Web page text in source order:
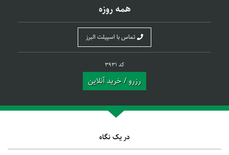
همه روزه
تماس با اسپیلت البرز
کد 3931
رزرو / خرید آنلاین
در یک نگاه